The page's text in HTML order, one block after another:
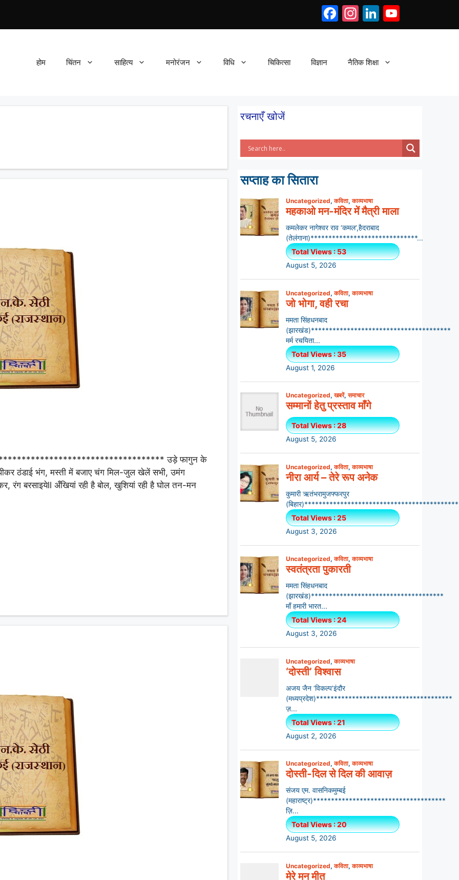
Facebook
Instagram
LinkedIn
होम चिंतन साहित्य मनोरंजन विधि चिकित्सा विज्ञान नैतिक शिक्षा
उड़े फागुन के
ठंडाई भंग, मस्ती में बजाए चंग मिल-जुल खेलें सभी, उमंग
रंग बरसाइयेll अँखियां रही है बोल, खुशियां रही है घोल तन-मन
रचनाएँ खोजें
सप्ताह का सितारा